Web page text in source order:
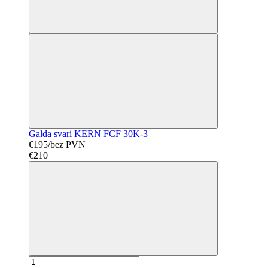
Galda svari KERN FCF 30K-3
€195/bez PVN
€210